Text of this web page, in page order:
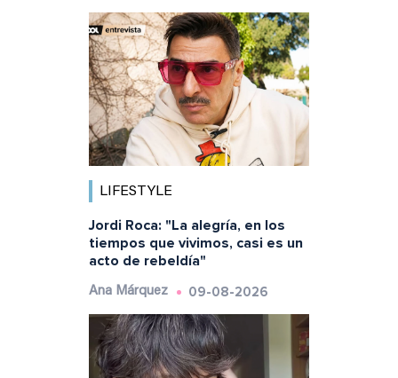
LIFESTYLE
Jordi Roca: "La alegría, en los
tiempos que vivimos, casi es un
acto de rebeldía"
Ana Márquez 09-08-2026